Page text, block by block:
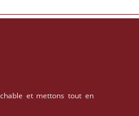
et mettons tout en